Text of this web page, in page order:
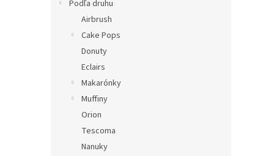
Podľa druhu
Airbrush
Cake Pops
Donuty
Eclairs
Makarónky
Muffiny
Orion
Tescoma
Nanuky